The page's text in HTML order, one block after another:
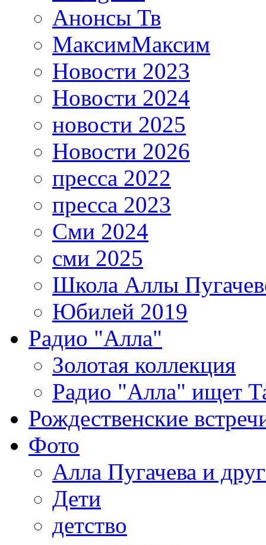
Анонсы Тв
МаксимМаксим
Новости 2023
Новости 2024
новости 2025
Новости 2026
пресса 2022
пресса 2023
Сми 2024
сми 2025
Школа Аллы
Юбилей 2019
Радио "Алла"
Золотая коллекция
Радио "Алла" ищет
Рождественские
Фото
Алла Пугачева и
Дети
детство